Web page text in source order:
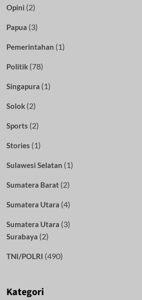
Opini (2)
Papua (3)
Pemerintahan (1)
Politik(78)
Singapura (1)
Solok(2)
Sports (2)
Stories (1)
Sulawesi Selatan (1)
Sumatera Barat(2)
Sumatera Utara (4)
Sumatera Utara (3)
Surabaya (2)
TNI/POLRI (490)
Kategori